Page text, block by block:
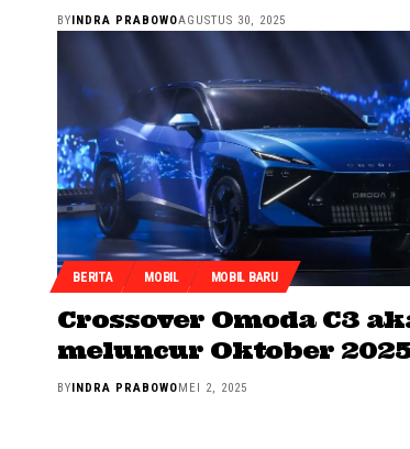
BY INDRA PRABOWOAGUSTUS 30, 2025
BERITA MOBIL MOBIL BARU
Crossover Omoda C3
meluncur Oktober
BY INDRA PRABOWO MEI 2, 2025